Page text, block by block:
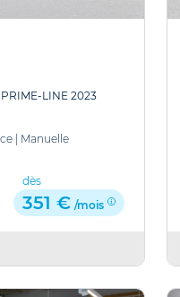
PRIME-LINE 2023
Manuelle
dès
351 € /mois